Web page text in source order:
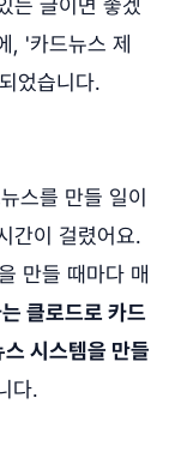
는 글이면 좋겠
, '카드뉴스 제
었습니다.
스를 만들 일이
간이 걸렸어요.
만들 때마다 매
클로드로 카드
시스템을 만들
다.